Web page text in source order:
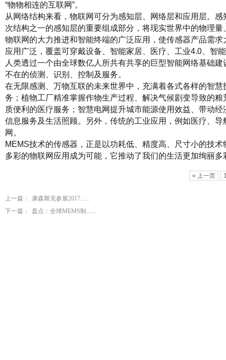
“物物相连的互联网”。
从网络结构来看，物联网可分为感知层、网络层和应用层。
次结构之一的感知层的重要组成部分，将现实世界中的物理
物联网的大力推进和智能终端的广泛应用，使传感器产品需
应用广泛，覆盖可穿戴设备、智能家居、医疗、工业4.0、智
人类透过一个由全球数亿人所共有共享的巨型智能网络基础
不在的侦测、识别、控制及服务。
在无限感测、万物互联的未来世界中，充满着各式各样的智
务；植物工厂精准掌握作物生产过程、解决气候剧变导致的
质便利的医疗服务；智慧电网提升城市能源使用效益、带动
信息服务及生活照顾。另外，传统的工业应用，例如医疗、
网。
MEMS技术的传感器，正是以功耗低、精度高、尺寸小的技
多彩的物联网应用成为可能，它推动了我们的生活更加绚丽多
« 上一页
上一篇：
康森斯克参展2017......
下一篇：
盘点：全球MEMS制......